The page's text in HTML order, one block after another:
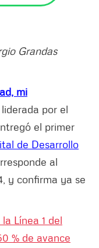
Grandas
mi
liderada por el
el primer
de Desarrollo
al
y confirma ya se
Línea 1 del
% de avance